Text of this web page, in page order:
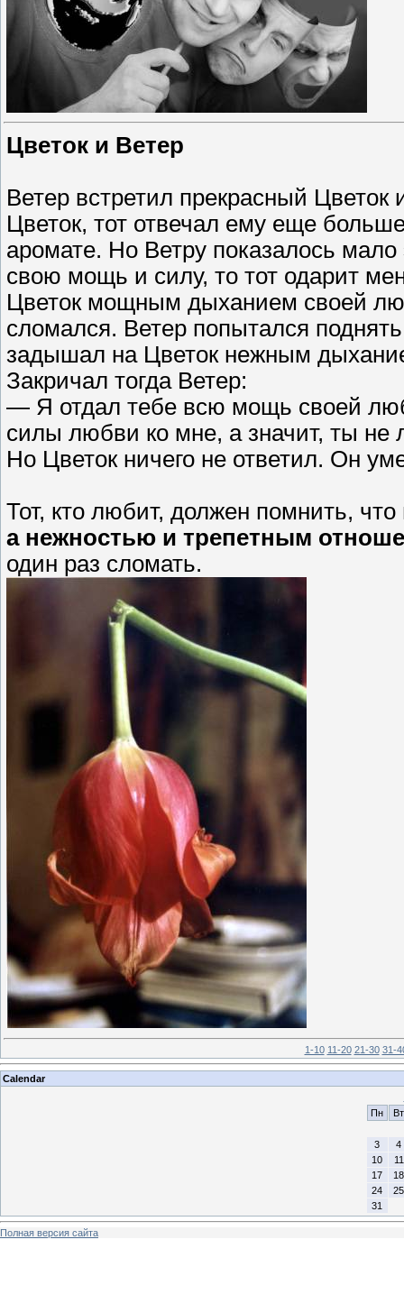
Цветок и Ветер
Ветер встретил прекрасный
Цветок, тот отвечал ему еще
аромате. Но Ветру показалось
свою мощь и силу, то тот одарит
Цветок мощным дыханием своей
сломался. Ветер попытался
задышал на Цветок нежным
Закричал тогда Ветер:
— Я отдал тебе всю мощь своей
силы любви ко мне, а значит, ты не
Но Цветок ничего не ответил. Он
Тот, кто любит, должен помнить, что
а нежностью и трепетным
один раз сломать.
1-10 11-20 21-30 31-
Calendar
Пн
Вт
3
4
10
11
17
18
24
25
31
Полная версия сайта